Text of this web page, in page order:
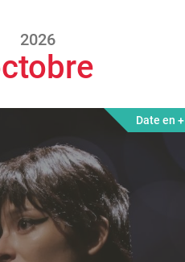
2026
Date en +